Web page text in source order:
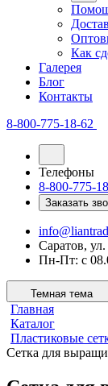
Как
Галерея
Блог
Контакты
8-800-775-18-62
Телефоны
8-800-775-
Заказать
Саратов,
Пн-Пт: c
Темная тема
Главная
Каталог
Пластиковые
Сетка для